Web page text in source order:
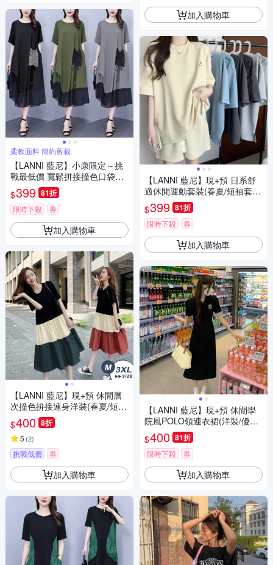
柔軟面料 簡約剪裁
【LANNI 藍尼】小康限定～挑
戰最低價 寬鬆拼接撞色口袋連
身裙 現+預(女裝/洋裝/連身裙/
長版上衣/休閒/氣質)
$399 81折
限時下殺 券
加入購物車
【LANNI 藍尼】現+預 休閒層
次撞色拚接連身洋裝(春夏/短袖
上身/中長款連身裙/蛋糕裙/收腰
設計)
$400 8折
5 (2)
挑戰低價 券
加入購物車
加入購物車
【LANNI 藍尼】現+預 日系舒
適休閒運動套裝(春夏/短袖套
裝/休閒服/百搭)
$399 81折
限時下殺 券
加入購物車
【LANNI 藍尼】現+預 休閒學
院風POLO領連衣裙(洋裝/優雅/
短袖)
$400 81折
限時下殺 券
加入購物車